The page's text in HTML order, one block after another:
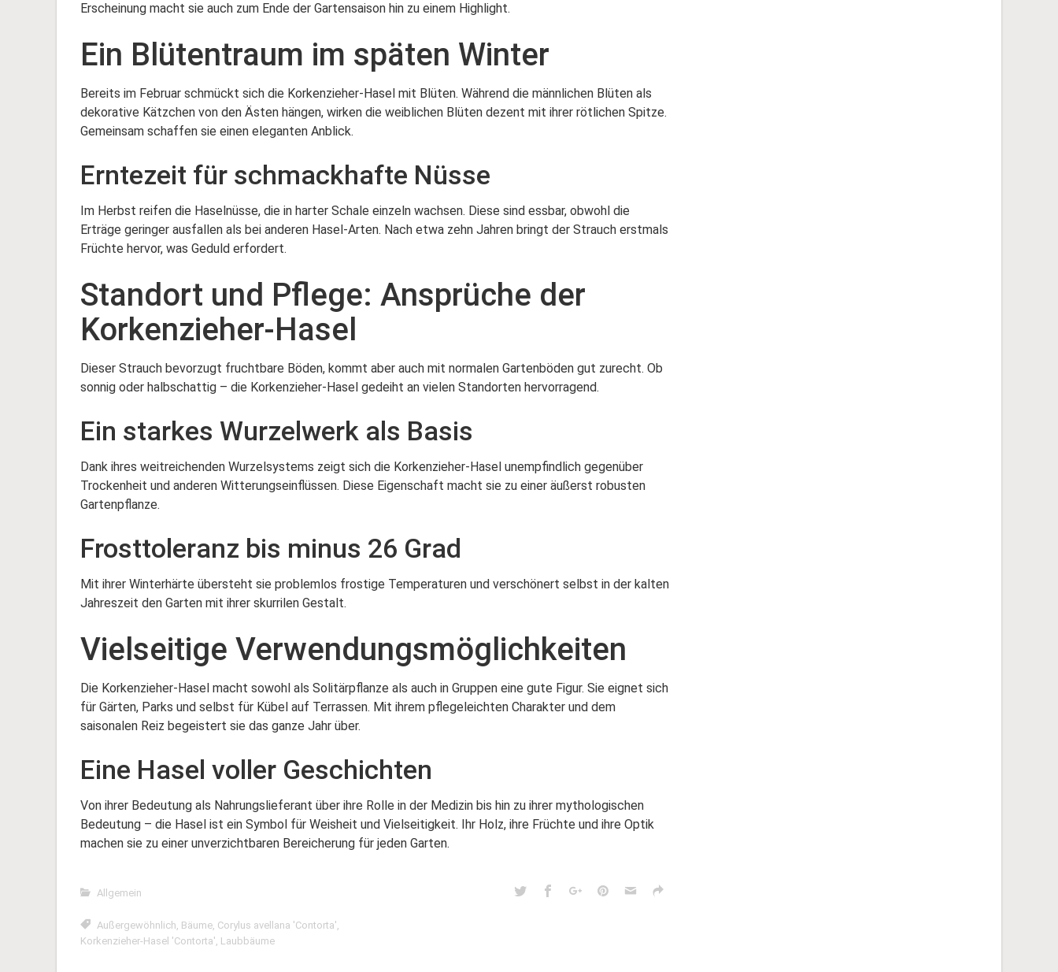
Erscheinung macht sie auch zum Ende der Gartensaison hin zu einem Highlight.
Ein Blütentraum im späten Winter
Bereits im Februar schmückt sich die Korkenzieher-Hasel mit Blüten. Während die männlichen Blüten als
dekorative Kätzchen von den Ästen hängen, wirken die weiblichen Blüten dezent mit ihrer rötlichen Spitze.
Gemeinsam schaffen sie einen eleganten Anblick.
Erntezeit für schmackhafte Nüsse
Im Herbst reifen die Haselnüsse, die in harter Schale einzeln wachsen. Diese sind essbar, obwohl die
Erträge geringer ausfallen als bei anderen Hasel-Arten. Nach etwa zehn Jahren bringt der Strauch erstmals
Früchte hervor, was Geduld erfordert.
Standort und Pflege: Ansprüche der
Korkenzieher-Hasel
Dieser Strauch bevorzugt fruchtbare Böden, kommt aber auch mit normalen Gartenböden gut zurecht. Ob
sonnig oder halbschattig – die Korkenzieher-Hasel gedeiht an vielen Standorten hervorragend.
Ein starkes Wurzelwerk als Basis
Dank ihres weitreichenden Wurzelsystems zeigt sich die Korkenzieher-Hasel unempfindlich gegenüber
Trockenheit und anderen Witterungseinflüssen. Diese Eigenschaft macht sie zu einer äußerst robusten
Gartenpflanze.
Frosttoleranz bis minus 26 Grad
Mit ihrer Winterhärte übersteht sie problemlos frostige Temperaturen und verschönert selbst in der kalten
Jahreszeit den Garten mit ihrer skurrilen Gestalt.
Vielseitige Verwendungsmöglichkeiten
Die Korkenzieher-Hasel macht sowohl als Solitärpflanze als auch in Gruppen eine gute Figur. Sie eignet sich
für Gärten, Parks und selbst für Kübel auf Terrassen. Mit ihrem pflegeleichten Charakter und dem
saisonalen Reiz begeistert sie das ganze Jahr über.
Eine Hasel voller Geschichten
Von ihrer Bedeutung als Nahrungslieferant über ihre Rolle in der Medizin bis hin zu ihrer mythologischen
Bedeutung – die Hasel ist ein Symbol für Weisheit und Vielseitigkeit. Ihr Holz, ihre Früchte und ihre Optik
machen sie zu einer unverzichtbaren Bereicherung für jeden Garten.
Allgemein
Außergewöhnlich, Bäume, Corylus avellana 'Contorta',
Korkenzieher-Hasel 'Contorta', Laubbäume